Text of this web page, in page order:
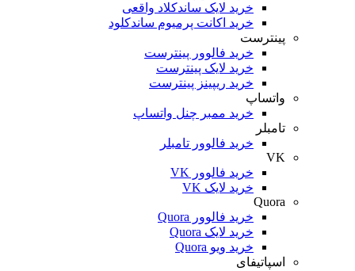
خرید لایک ساندکلاد واقعی
خرید اکانت پرمیوم ساندکلود
پینترست
خرید فالوور پینترست
خرید لایک پینترست
خرید ریپینز پینترست
واتساپ
خرید ممبر چنل واتساپ
تامبلر
خرید فالوور تامبلر
VK
خرید فالوور VK
خرید لایک VK
Quora
خرید فالوور Quora
خرید لایک Quora
خرید ویو Quora
اسپاتیفای